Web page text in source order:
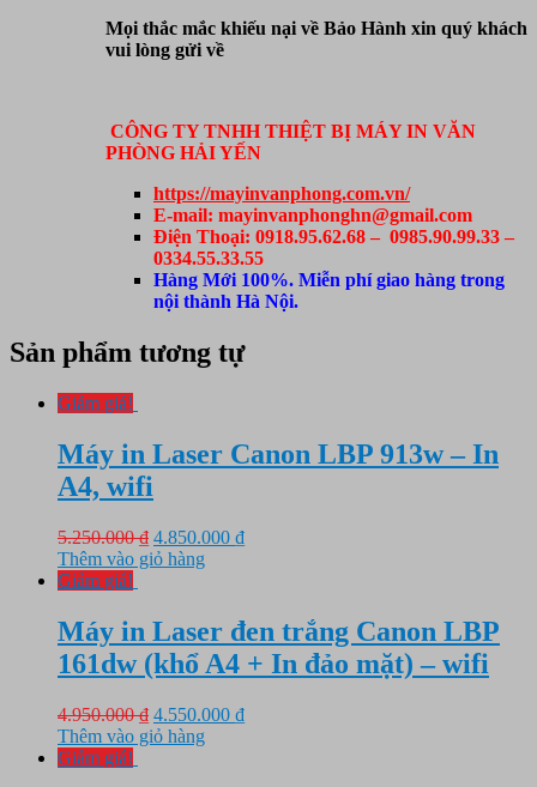
Mọi thắc mắc khiếu nại về Bảo Hành xin quý khách
vui lòng gửi về
CÔNG TY TNHH THIỆT BỊ MÁY IN VĂN
PHÒNG HẢI YẾN
https://mayinvanphong.com.vn/
E-mail: mayinvanphonghn@gmail.com
Điện Thoại: 0918.95.62.68 – 0985.90.99.33 –
0334.55.33.55
Hàng Mới 100%. Miễn phí giao hàng trong
nội thành Hà Nội.
Sản phẩm tương tự
Giảm giá!
Máy in Laser Canon LBP 913w – In
A4, wifi
5.250.000₫ Giá
gốc
4.850.000 ₫Giá
4.850.000 ₫.
Thêm vào giỏ hàng
Giảm giá!
Máy in Laser đen trắng Canon LBP
161dw (khổ A4 + In đảo mặt) – wifi
4.950.000₫ Giá
gốc
4.550.000 ₫Giá
Thêm vào giỏ hàng
Giảm giá!